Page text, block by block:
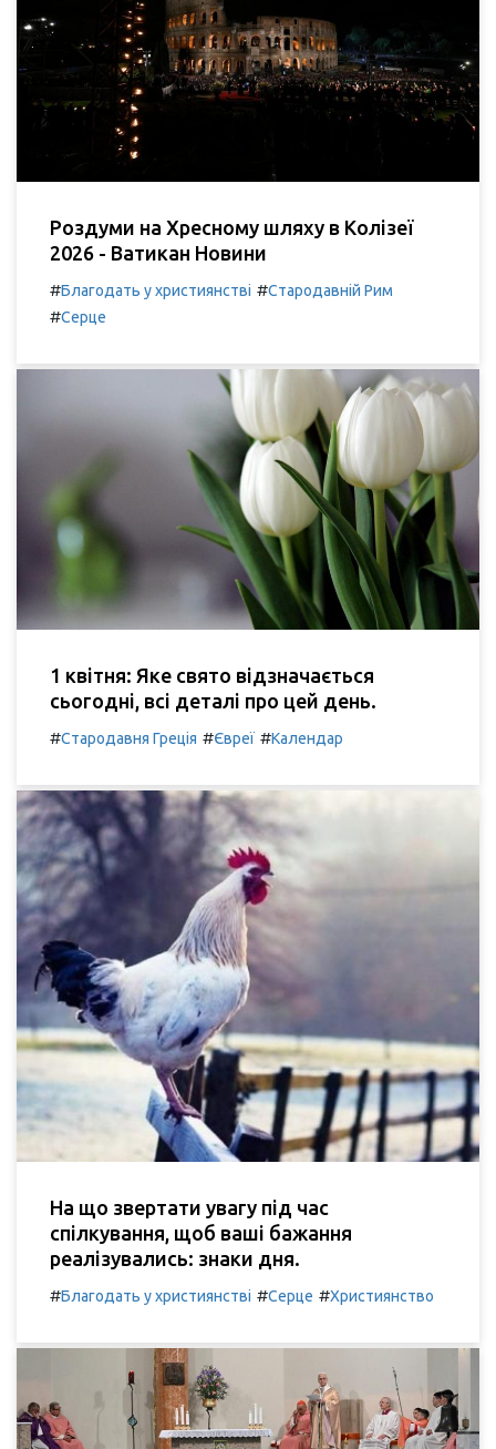
Роздуми на Хресному шляху в Колізеї
2026 - Ватикан Новини
#Благодать у християнстві #Стародавній Рим
#Серце
1 квітня: Яке свято відзначається
сьогодні, всі деталі про цей день.
#Стародавня Греція #Євреї #Календар
На що звертати увагу під час
спілкування, щоб ваші бажання
реалізувались: знаки дня.
#Благодать у християнстві #Серце #Християнство